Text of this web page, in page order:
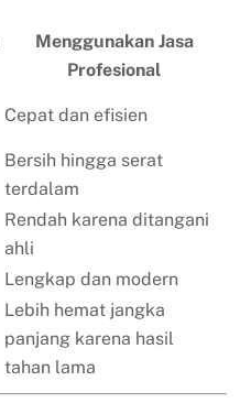
Menggunakan Jasa
Profesional
Cepat dan efisien
Bersih hingga serat
terdalam
Rendah karena ditangani
ahli
Lengkap dan modern
Lebih hemat jangka
panjang karena hasil
tahan lama